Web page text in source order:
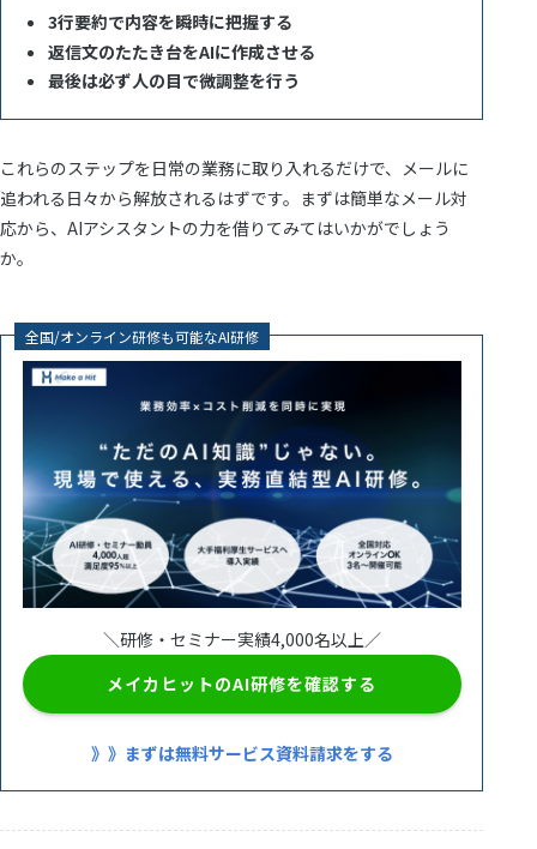
3行要約で内容を瞬時に把握する
返信文のたたき台をAIに作成させる
最後は必ず人の目で微調整を行う
これらのステップを日常の業務に取り入れるだけで、メールに
追われる日々から解放されるはずです。まずは簡単なメール対
応から、AIアシスタントの力を借りてみてはいかがでしょう
か。
全国/オンライン研修も可能なAI研修
＼研修・セミナー実績4,000名以上／
メイカヒットのAI研修を確認する
》》まずは無料サービス資料請求をする